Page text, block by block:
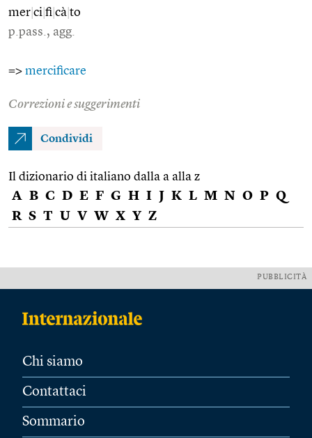
mer ci fi cà to
p.pass., agg.
=> mercificare
Correzioni e suggerimenti
Condividi
Il dizionario di italiano dalla a alla z
A B C D E F G H I J K L M N O P Q
R S T U V W X Y Z
PUBBLICITÀ
Chi siamo
Contattaci
Sommario